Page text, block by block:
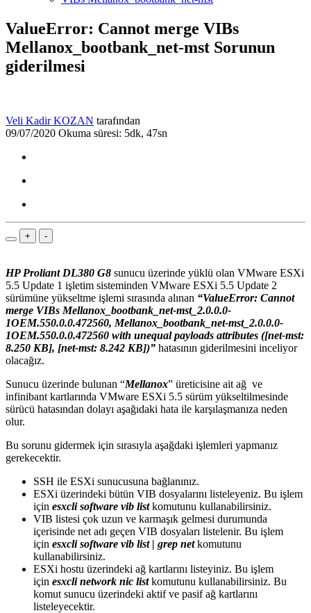
ValueError: Cannot merge VIBs
Mellanox_bootbank_net-mst Sorunun
giderilmesi
Veli Kadir KOZAN tarafından
09/07/2020 Okuma süresi: 5dk, 47sn
+ -
HP Proliant DL380 G8 sunucu üzerinde yüklü olan VMware ESXi
5.5 Update 1 işletim sisteminden VMware ESXi 5.5 Update 2
sürümüne yükseltme işlemi sırasında alınan “ValueError: Cannot
merge VIBs Mellanox_bootbank_net-mst_2.0.0.0-
1OEM.550.0.0.472560, Mellanox_bootbank_net-mst_2.0.0.0-
1OEM.550.0.0.472560 with unequal payloads attributes ([net-mst:
8.250 KB], [net-mst: 8.242 KB])” hatasının giderilmesini inceliyor
olacağız.
Sunucu üzerinde bulunan “Mellanox” üreticisine ait ağ ve
infinibant kartlarında VMware ESXi 5.5 sürüm yükseltilmesinde
sürücü hatasından dolayı aşağıdaki hata ile karşılaşmanıza neden
olur.
Bu sorunu gidermek için sırasıyla aşağdaki işlemleri yapmanız
gerekecektir.
SSH ile ESXi sunucusuna bağlanınız.
ESXi üzerindeki bütün VIB dosyalarını listeleyeniz. Bu işlem
için esxcli software vib listkomutunu kullanabilirsiniz.
VIB listesi çok uzun ve karmaşık gelmesi durumunda
içerisinde net adı geçen VIB dosyaları listelenir. Bu işlem
için esxcli software vib list | grep netkomutunu
kullanabilirsiniz.
ESXi hostu üzerindeki ağ kartlarını listeyiniz. Bu işlem
için esxcli network nic listkomutunu kullanabilirsiniz. Bu
komut sunucu üzerindeki aktif ve pasif ağ kartlarını
listeleyecektir.